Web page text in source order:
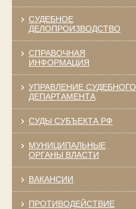
СУДЕБНОЕ
ДЕЛОПРОИЗВОДСТВО
СПРАВОЧНАЯ
ИНФОРМАЦИЯ
УПРАВЛЕНИЕ СУДЕБНОГО
ДЕПАРТАМЕНТА
СУДЫ СУБЪЕКТА РФ
МУНИЦИПАЛЬНЫЕ
ОРГАНЫ ВЛАСТИ
ВАКАНСИИ
ПРОТИВОДЕЙСТВИЕ